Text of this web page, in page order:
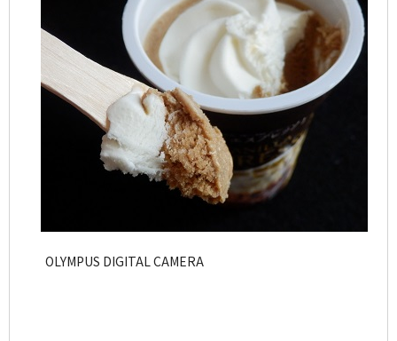
OLYMPUS DIGITAL CAMERA